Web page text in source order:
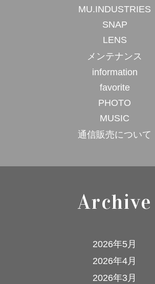
MU.INDUSTRIES
SNAP
LENS
メンテナンス
information
favorite
PHOTO
MUSIC
通信販売について
Archive
2026年5月
2026年4月
2026年3月